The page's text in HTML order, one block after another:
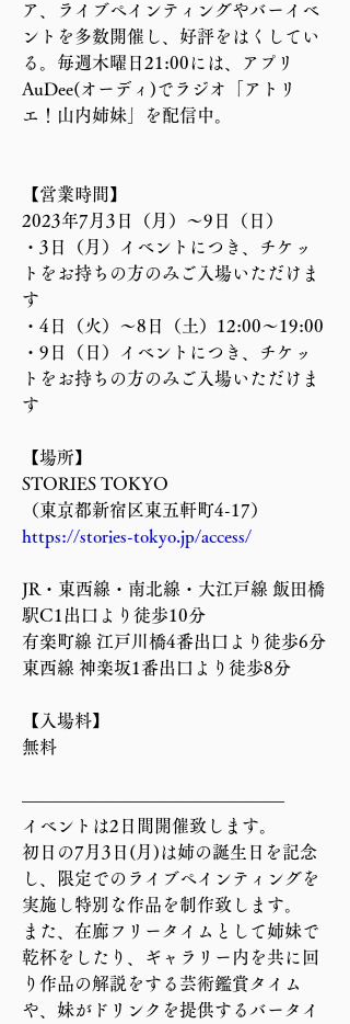
ア、ライブペインティングやバーイベ
ントを多数開催し、好評をはくしてい
る。毎週木曜日21:00には、アプリ
AuDee(オーディ)でラジオ「アトリ
エ！山内姉妹」を配信中。
【営業時間】
2023年7月3日（月）〜9日（日）
・3日（月）イベントにつき、チケッ
トをお持ちの方のみご入場いただけま
す
・4日（火）〜8日（土）12:00〜19:00
・9日（日）イベントにつき、チケッ
トをお持ちの方のみご入場いただけま
す
【場所】
STORIES TOKYO
（東京都新宿区東五軒町4-17）
https://stories-tokyo.jp/access/
JR・東西線・南北線・大江戸線 飯田橋
駅C1出口より徒歩10分
有楽町線 江戸川橋4番出口より徒歩6分
東西線 神楽坂1番出口より徒歩8分
【入場料】
無料
―――――――――――――――
イベントは2日間開催致します。
初日の7月3日(月)は姉の誕生日を記念
し、限定でのライブペインティングを
実施し特別な作品を制作致します。
また、在廊フリータイムとして姉妹で
乾杯をしたり、ギャラリー内を共に回
り作品の解説をする芸術鑑賞タイム
や、妹がドリンクを提供するバータイ